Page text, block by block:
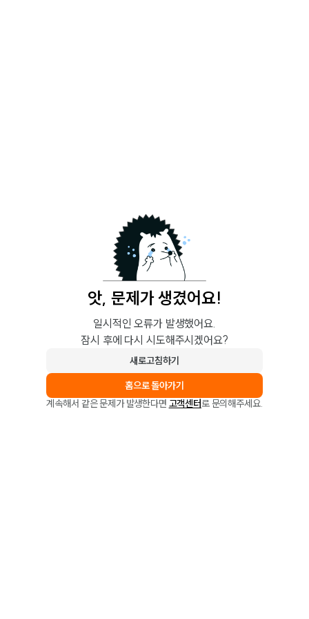
앗, 문제가 생겼어요!
일시적인 오류가 발생했어요.
잠시 후에 다시 시도해주시겠어요?
새로고침하기
홈으로 돌아가기
계속해서 같은 문제가 발생한다면 고객센터로 문의해주세요.